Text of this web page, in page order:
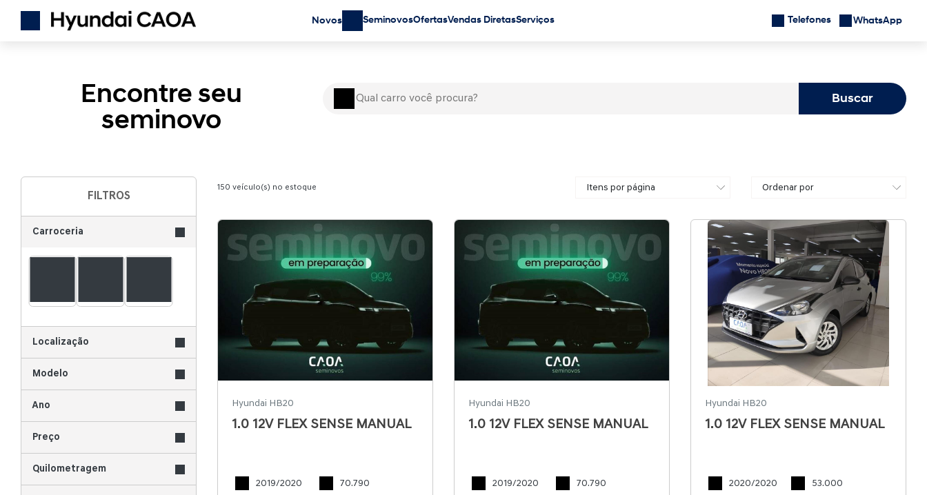
Novos SeminovosOfertasVendas DiretasServiços Telefones WhatsApp
Encontre seu
seminovo
Buscar
FILTROS
Carroceria
Localização
Modelo
Ano
Preço
Quilometragem
150 veículo(s) no estoque
Hyundai HB20
1.0 12V FLEX SENSE MANUAL
2019/2020 70.790
Hyundai HB20
1.0 12V FLEX SENSE MANUAL
2019/2020 70.790
Hyundai HB20
1.0 12V FLEX SENSE MANUAL
2020/2020 53.000